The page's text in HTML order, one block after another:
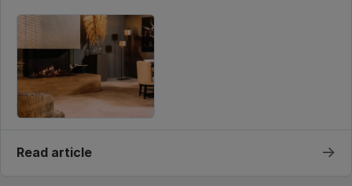
Read article →